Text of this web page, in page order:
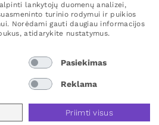
ME
lankytojų duomenų analizei,
turinio rodymui ir puikios
Norėdami gauti daugiau informacijos
atidarykite nustatymus.
Pasiekimas
Reklama
Priimti visus